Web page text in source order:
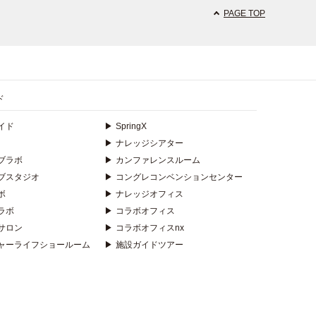
PAGE TOP
ド
ラボ
スタジオ
ボ
ロン
ーライフショールーム
▶ SpringX
▶ ナレッジシアター
▶ カンファレンスルーム
▶ コングレコンベンションセンター
▶ ナレッジオフィス
▶ コラボオフィス
▶ コラボオフィスnx
▶ 施設ガイドツアー